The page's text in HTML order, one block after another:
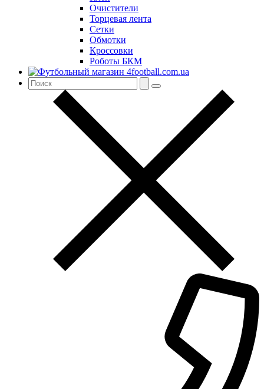
Очистители
Торцевая лента
Сетки
Обмотки
Кроссовки
Роботы БКМ